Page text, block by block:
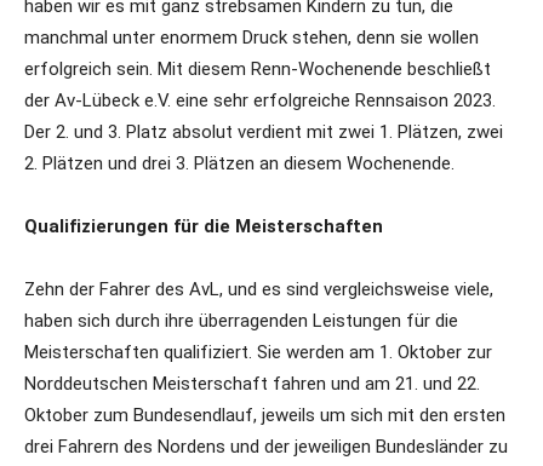
haben wir es mit ganz strebsamen Kindern zu tun, die
manchmal unter enormem Druck stehen, denn sie wollen
erfolgreich sein. Mit diesem Renn-Wochenende beschließt
der Av-Lübeck e.V. eine sehr erfolgreiche Rennsaison 2023.
Der 2. und 3. Platz absolut verdient mit zwei 1. Plätzen, zwei
2. Plätzen und drei 3. Plätzen an diesem Wochenende.
Qualifizierungen für die Meisterschaften
Zehn der Fahrer des AvL, und es sind vergleichsweise viele,
haben sich durch ihre überragenden Leistungen für die
Meisterschaften qualifiziert. Sie werden am 1. Oktober zur
Norddeutschen Meisterschaft fahren und am 21. und 22.
Oktober zum Bundesendlauf, jeweils um sich mit den ersten
drei Fahrern des Nordens und der jeweiligen Bundesländer zu